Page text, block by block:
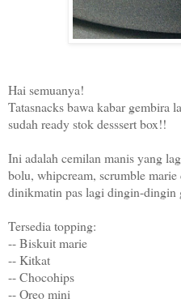
Hai semuanya!
Tatasnacks bawa kabar gembira
sudah ready stok desssert box!!
Ini adalah cemilan manis yang
bolu, whipcream, scrumble
dinikmatin pas lagi dingin-dingin
Tersedia topping:
-- Biskuit marie
-- Kitkat
-- Chocohips
-- Oreo mini